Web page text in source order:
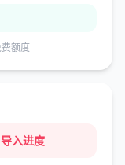
额度
导入进度